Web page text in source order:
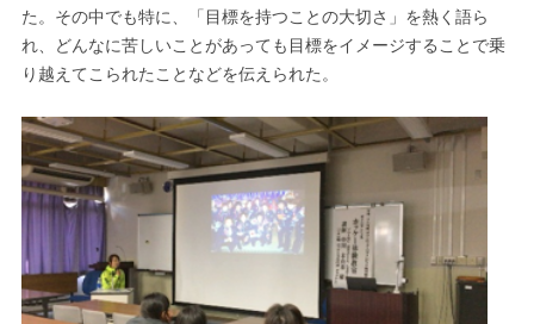
た。その中でも特に、「目標を持つことの大切さ」を熱く語ら
れ、どんなに苦しいことがあっても目標をイメージすることで乗
り越えてこられたことなどを伝えられた。